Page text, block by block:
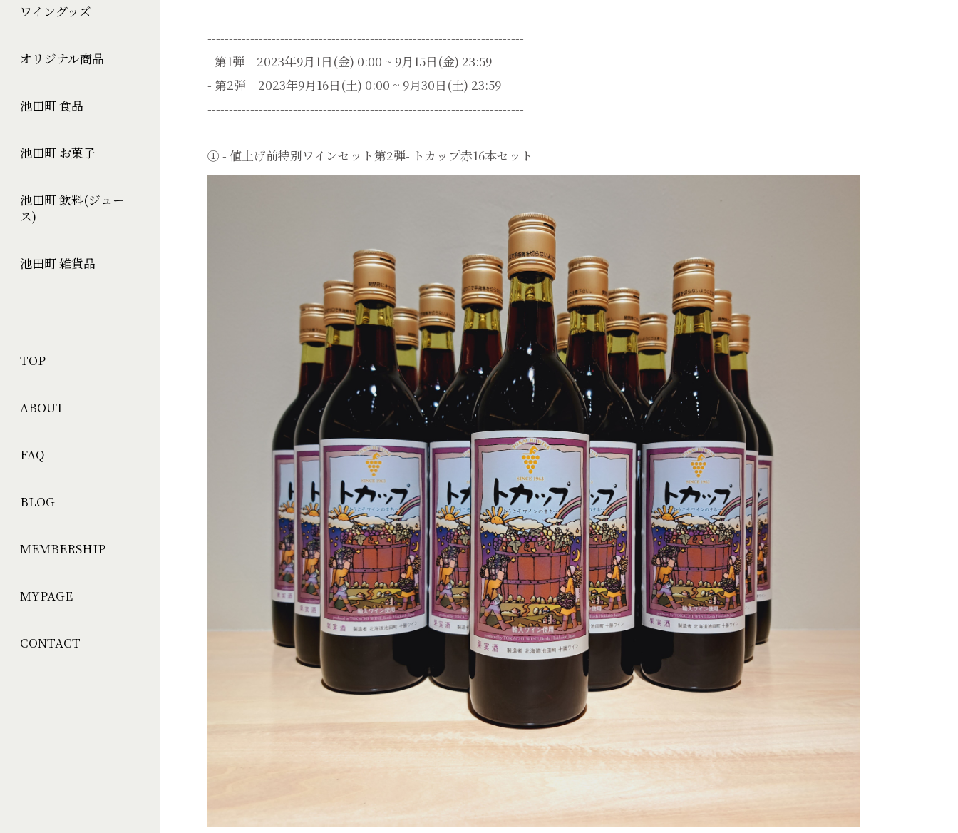
TOP
ABOUT
FAQ
BLOG
MEMBERSHIP
MYPAGE
CONTACT
ワイングッズ
オリジナル商品
池田町 食品
池田町 お菓子
池田町 飲料(ジュー
ス)
池田町 雑貨品
--------------------------------------------------------------------------
- 第1弾 2023年9月1日(金) 0:00 ~ 9月15日(金) 23:59
- 第2弾 2023年9月16日(土) 0:00 ~ 9月30日(土) 23:59
--------------------------------------------------------------------------
① - 値上げ前特別ワインセット第2弾- トカップ赤16本セット